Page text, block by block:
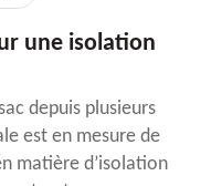
une isolation
depuis plusieurs
est en mesure de
matière d’isolation